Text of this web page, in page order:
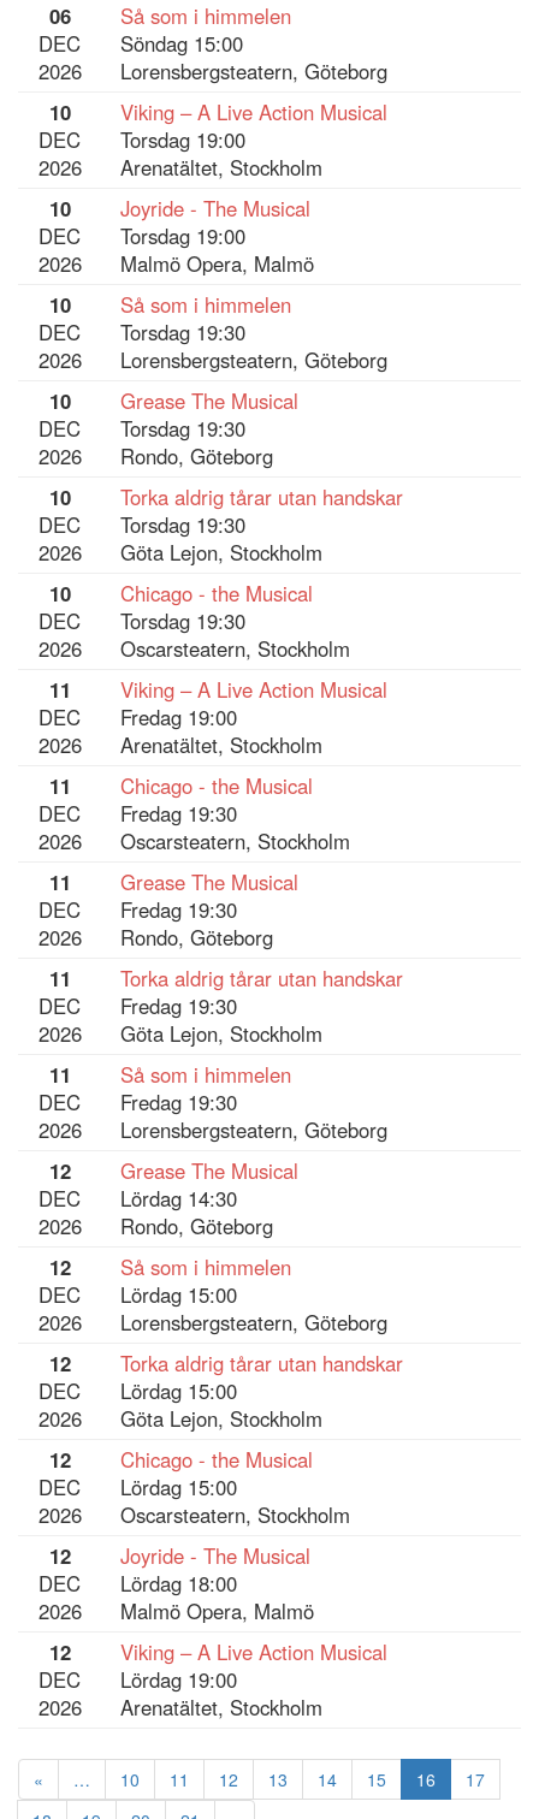
06
DEC
2026
Så som i himmelen
Söndag 15:00
Lorensbergsteatern, Göteborg
10
DEC
2026
Viking – A Live Action Musical
Torsdag 19:00
Arenatältet, Stockholm
10
DEC
2026
Joyride - The Musical
Torsdag 19:00
Malmö Opera, Malmö
10
DEC
2026
Så som i himmelen
Torsdag 19:30
Lorensbergsteatern, Göteborg
10
DEC
2026
Grease The Musical
Torsdag 19:30
Rondo, Göteborg
10
DEC
2026
Torka aldrig tårar utan handskar
Torsdag 19:30
Göta Lejon, Stockholm
10
DEC
2026
Chicago - the Musical
Torsdag 19:30
Oscarsteatern, Stockholm
11
DEC
2026
Viking – A Live Action Musical
Fredag 19:00
Arenatältet, Stockholm
11
DEC
2026
Chicago - the Musical
Fredag 19:30
Oscarsteatern, Stockholm
11
DEC
2026
Grease The Musical
Fredag 19:30
Rondo, Göteborg
11
DEC
2026
Torka aldrig tårar utan handskar
Fredag 19:30
Göta Lejon, Stockholm
11
DEC
2026
Så som i himmelen
Fredag 19:30
Lorensbergsteatern, Göteborg
12
DEC
2026
Grease The Musical
Lördag 14:30
Rondo, Göteborg
12
DEC
2026
Så som i himmelen
Lördag 15:00
Lorensbergsteatern, Göteborg
12
DEC
2026
Torka aldrig tårar utan handskar
Lördag 15:00
Göta Lejon, Stockholm
12
DEC
2026
Chicago - the Musical
Lördag 15:00
Oscarsteatern, Stockholm
12
DEC
2026
Joyride - The Musical
Lördag 18:00
Malmö Opera, Malmö
12
DEC
2026
Viking – A Live Action Musical
Lördag 19:00
Arenatältet, Stockholm
« … 10 11 12 13 14 15 16
17